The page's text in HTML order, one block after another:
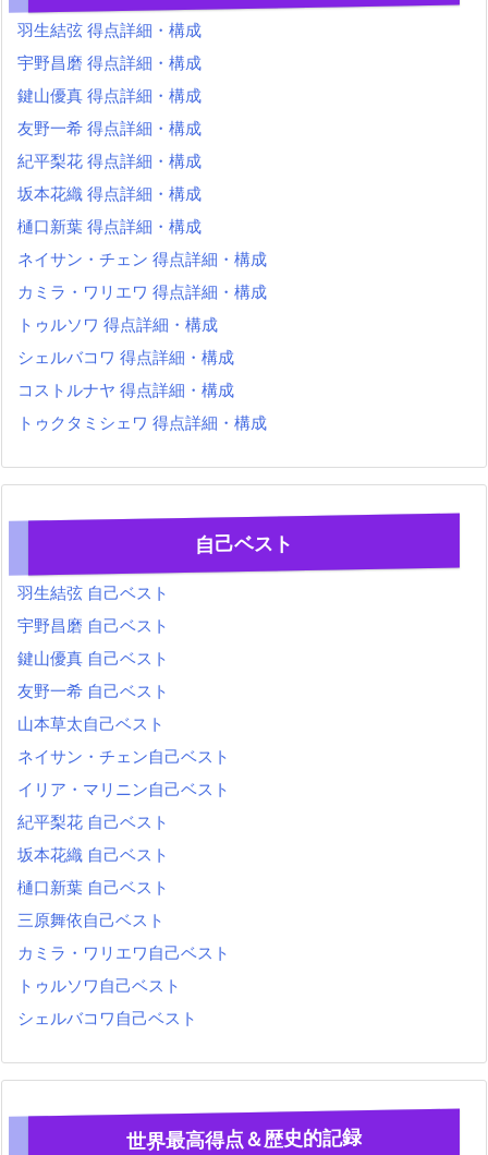
羽生結弦 得点詳細・構成
宇野昌磨 得点詳細・構成
鍵山優真 得点詳細・構成
友野一希 得点詳細・構成
紀平梨花 得点詳細・構成
坂本花織 得点詳細・構成
樋口新葉 得点詳細・構成
ネイサン・チェン 得点詳細・構成
カミラ・ワリエワ 得点詳細・構成
トゥルソワ 得点詳細・構成
シェルバコワ 得点詳細・構成
コストルナヤ 得点詳細・構成
トゥクタミシェワ 得点詳細・構成
自己ベスト
羽生結弦 自己ベスト
宇野昌磨 自己ベスト
鍵山優真 自己ベスト
友野一希 自己ベスト
山本草太自己ベスト
ネイサン・チェン自己ベスト
イリア・マリニン自己ベスト
紀平梨花 自己ベスト
坂本花織 自己ベスト
樋口新葉 自己ベスト
三原舞依自己ベスト
カミラ・ワリエワ自己ベスト
トゥルソワ自己ベスト
シェルバコワ自己ベスト
世界最高得点＆歴史的記録